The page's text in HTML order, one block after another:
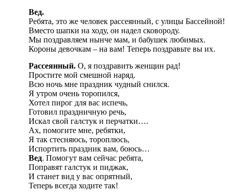
Вед.
Ребята, это же человек рассеянный, с улицы Бассейной!
Вместо шапки на ходу, он надел сковороду.
Мы поздравляем нынче мам, и бабушек любимых.
Короны девочкам – на вам! Теперь поздравьте вы их.
Рассеянный. О, я поздравить женщин рад!
Простите мой смешной наряд.
Всю ночь мне праздник чудный снился.
Я утром очень торопился,
Хотел пирог для вас испечь,
Готовил праздничную речь,
Искал свой галстук и перчатки….
Ах, помогите мне, ребятки,
Я так стесняюсь, тороплюсь,
Испортить праздник вам, боюсь…
Вед. Помогут вам сейчас ребята,
Поправят галстук и пиджак,
И станет вид у вас опрятный,
Теперь всегда ходите так!